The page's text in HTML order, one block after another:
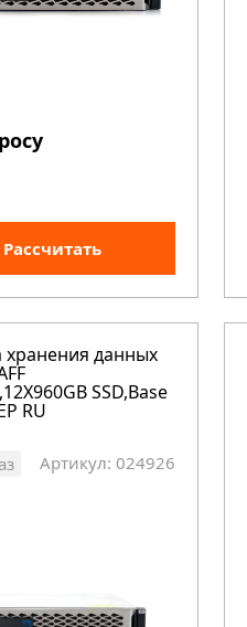
Рассчитать
хранения данных
SSD,Base
RU
Артикул: 024926